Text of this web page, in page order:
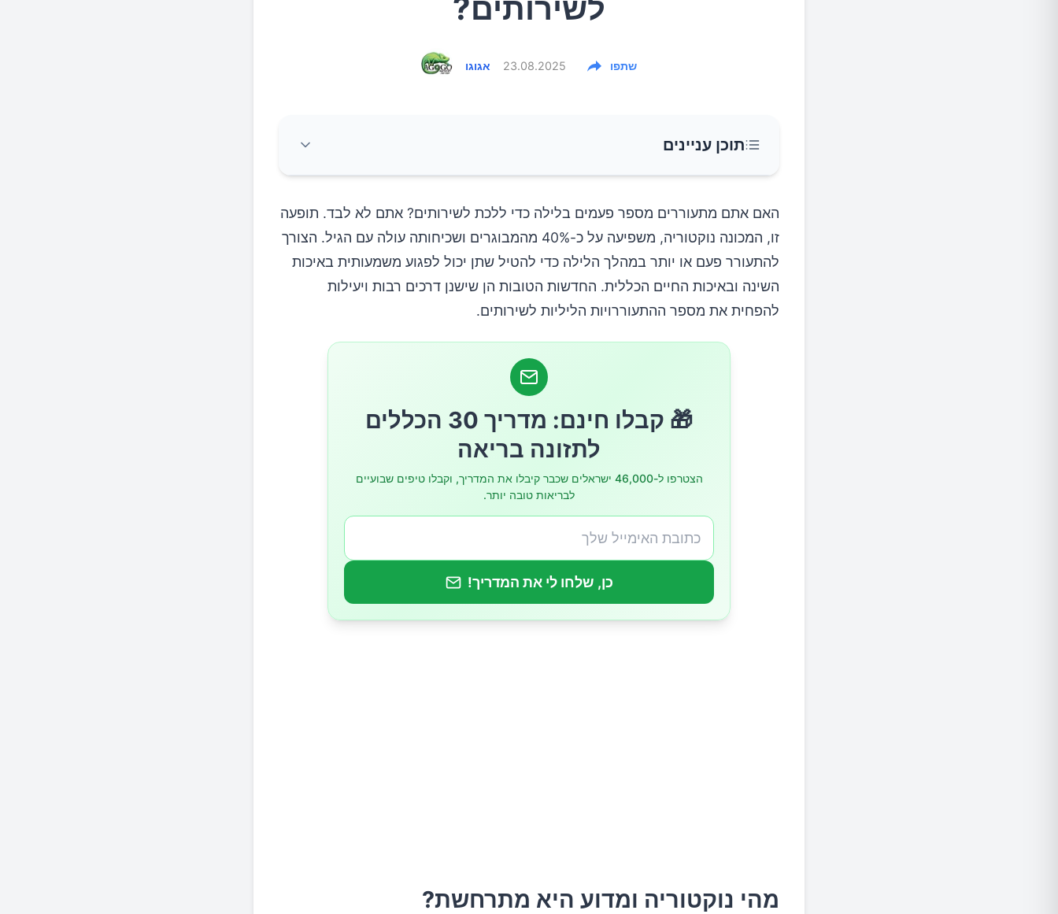
לשירותים?
אגוגו 23.08.2025 שתפו
תוכן עניינים
מהי נוקטוריה ומדוע היא מתרחשת?
שינויים באורח החיים – הקו הראשון להתמודדות
טכניקות התנהגותיות יעילות
התאמת סביבת השינה והבטיחות
טיפול במצבים רפואיים נלווים
מתי לפנות לרופא?
האם אתם מתעוררים מספר פעמים בלילה כדי ללכת לשירותים? אתם לא לבד. תופעה
זו, המכונה נוקטוריה, משפיעה על כ-40% מהמבוגרים ושכיחותה עולה עם הגיל. הצורך
להתעורר פעם או יותר במהלך הלילה כדי להטיל שתן יכול לפגוע משמעותית באיכות
השינה ובאיכות החיים הכללית. החדשות הטובות הן שישנן דרכים רבות ויעילות
להפחית את מספר ההתעוררויות הליליות לשירותים.
🎁 קבלו חינם: מדריך 30 הכללים
לתזונה בריאה
הצטרפו ל-46,000 ישראלים שכבר קיבלו את המדריך, וקבלו טיפים שבועיים
לבריאות טובה יותר.
כן, שלחו לי את המדריך!
מהי נוקטוריה ומדוע היא מתרחשת?